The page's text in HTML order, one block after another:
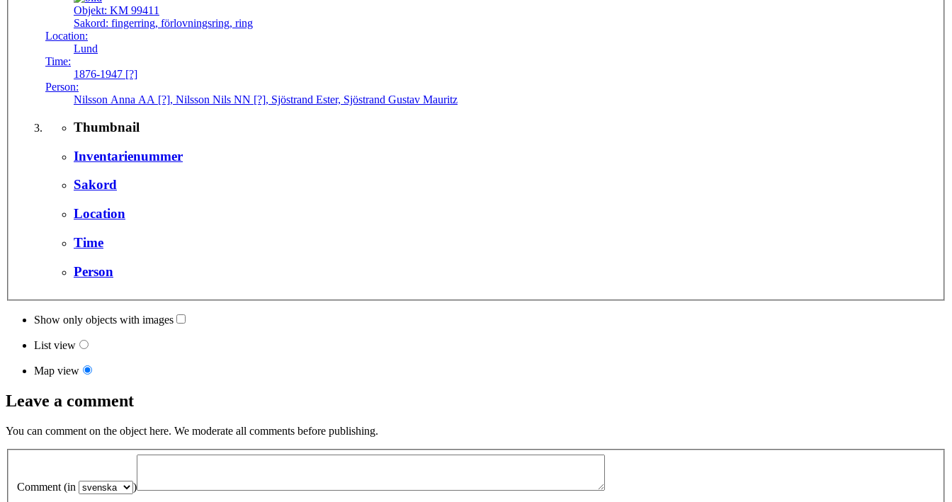
Objekt: KM 99411
Sakord: fingerring, förlovningsring, ring
Location:
Lund
Time:
1876-1947 [?]
Person:
Nilsson Anna AA [?], Nilsson Nils NN [?], Sjöstrand Ester, Sjöstrand Gustav Mauritz
Thumbnail
Inventarienummer
Sakord
Location
Time
Person
Show only objects with images
List view
Map view
Leave a comment
You can comment on the object here. We moderate all comments before publishing.
Comment (in )